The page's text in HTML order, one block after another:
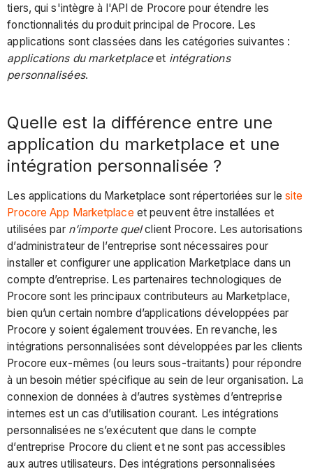
tiers, qui s'intègre à l'API de Procore pour étendre les
fonctionnalités du produit principal de Procore. Les
applications sont classées dans les catégories suivantes :
applications du marketplaceet intégrations
personnalisées.
Quelle est la différence entre une
application du marketplace et une
intégration personnalisée ?
Les applications du Marketplace sont répertoriées sur lesite
Procore App Marketplace et peuvent être installées et
utilisées par n’importe quelclient Procore. Les autorisations
d’administrateur de l’entreprise sont nécessaires pour
installer et configurer une application Marketplace dans un
compte d’entreprise. Les partenaires technologiques de
Procore sont les principaux contributeurs au Marketplace,
bien qu’un certain nombre d’applications développées par
Procore y soient également trouvées. En revanche, les
intégrations personnalisées sont développées par les clients
Procore eux-mêmes (ou leurs sous-traitants) pour répondre
à un besoin métier spécifique au sein de leur organisation. La
connexion de données à d’autres systèmes d’entreprise
internes est un cas d’utilisation courant. Les intégrations
personnalisées ne s’exécutent que dans le compte
d’entreprise Procore du client et ne sont pas accessibles
aux autres utilisateurs. Des intégrations personnalisées